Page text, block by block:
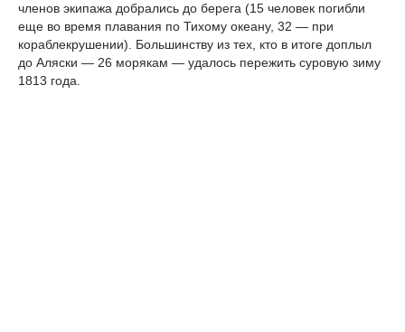
членов экипажа добрались до берега (15 человек погибли
еще во время плавания по Тихому океану, 32 — при
кораблекрушении). Большинству из тех, кто в итоге доплыл
до Аляски — 26 морякам — удалось пережить суровую зиму
1813 года.